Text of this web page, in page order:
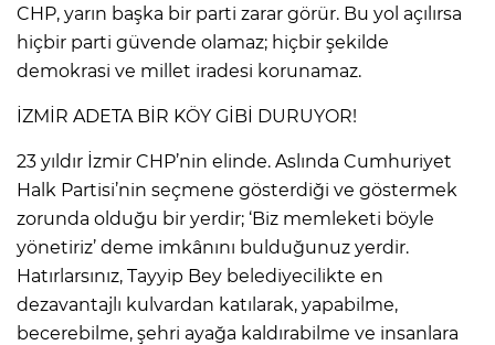
CHP, yarın başka bir parti zarar görür. Bu yol açılırsa
hiçbir parti güvende olamaz; hiçbir şekilde
demokrasi ve millet iradesi korunamaz.
İZMİR ADETA BİR KÖY GİBİ DURUYOR!
23 yıldır İzmir CHP’nin elinde. Aslında Cumhuriyet
Halk Partisi’nin seçmene gösterdiği ve göstermek
zorunda olduğu bir yerdir; ‘Biz memleketi böyle
yönetiriz’ deme imkânını bulduğunuz yerdir.
Hatırlarsınız, Tayyip Bey belediyecilikte en
dezavantajlı kulvardan katılarak, yapabilme,
becerebilme, şehri ayağa kaldırabilme ve insanlara